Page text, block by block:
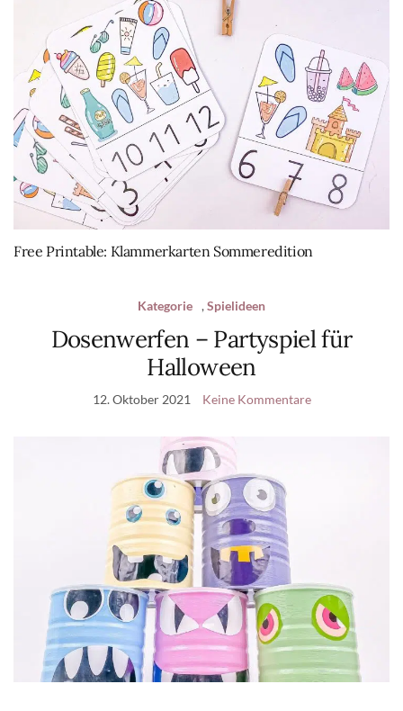
Free Printable: Klammerkarten Sommeredition
Kategorie ,Spielideen
Dosenwerfen – Partyspiel für
Halloween
12. Oktober 2021 Keine Kommentare